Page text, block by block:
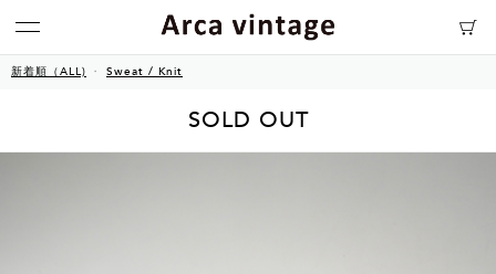
新着順（ALL) Sweat / Knit
SOLD OUT